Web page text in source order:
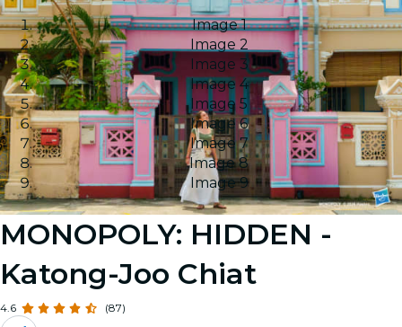
Image 1
Image 2
Image 3
Image 4
Image 5
Image 6
Image 7
Image 8
Image 9
MONOPOLY: HIDDEN -
Katong-Joo Chiat
4.6 (87)